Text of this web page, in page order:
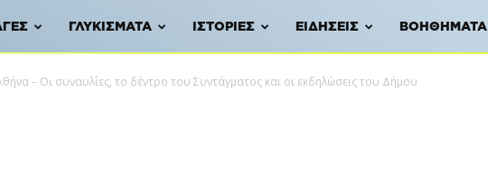
ΓΛΥΚΊΣΜΑΤΑ ΙΣΤΟΡΊΕΣ ΕΙΔΉΣΕΙΣ ΒΟΗΘΉΜΑΤΑ
– Οι συναυλίες, το δέντρο του Συντάγματος και οι εκδηλώσεις του Δήμου